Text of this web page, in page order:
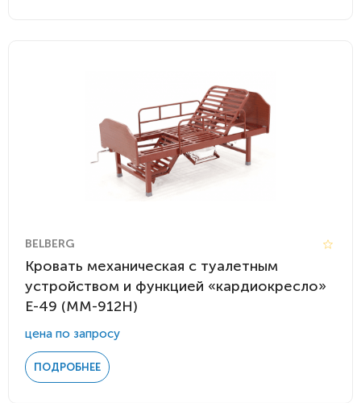
BELBERG
Кровать механическая с туалетным
устройством и функцией «кардиокресло»
Е-49 (MM-912Н)
цена по запросу
ПОДРОБНЕЕ